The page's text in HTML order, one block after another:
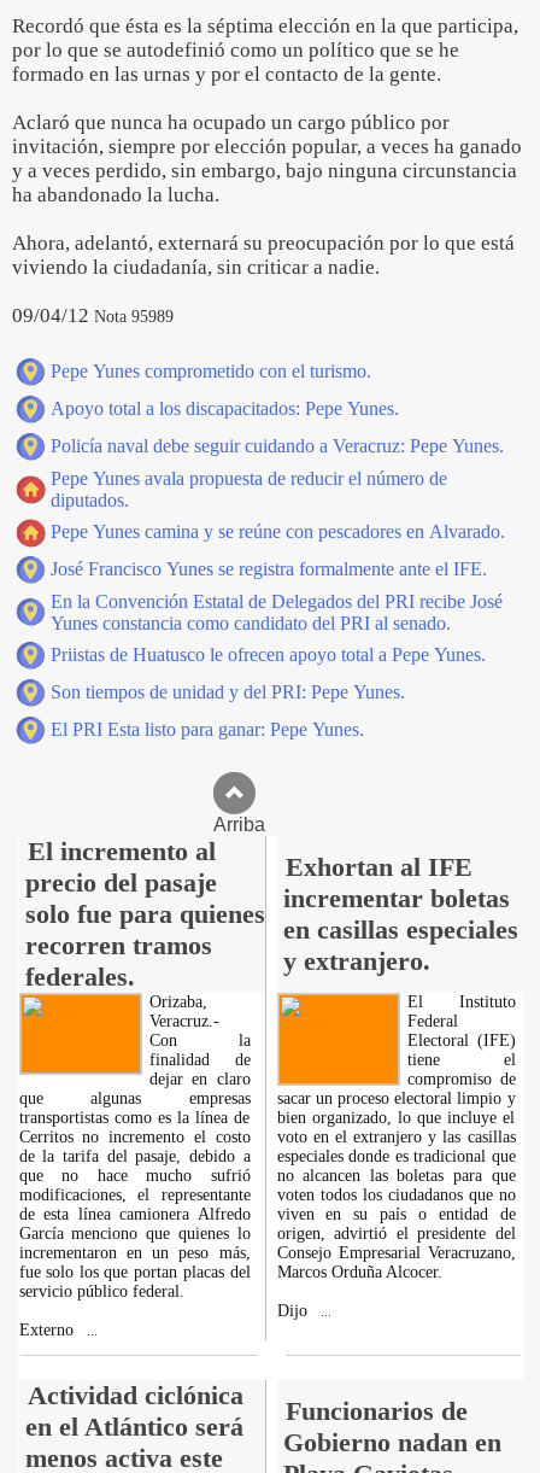
Recordó que ésta es la séptima elección en la que participa,
por lo que se autodefinió como un político que se he
formado en las urnas y por el contacto de la gente.
Aclaró que nunca ha ocupado un cargo público por
invitación, siempre por elección popular, a veces ha ganado
y a veces perdido, sin embargo, bajo ninguna circunstancia
ha abandonado la lucha.
Ahora, adelantó, externará su preocupación por lo que está
viviendo la ciudadanía, sin criticar a nadie.
09/04/12 Nota 95989
Pepe Yunes comprometido con el turismo.
Apoyo total a los discapacitados: Pepe Yunes.
Policía naval debe seguir cuidando a Veracruz: Pepe Yunes.
Pepe Yunes avala propuesta de reducir el número de
diputados.
Pepe Yunes camina y se reúne con pescadores en Alvarado.
José Francisco Yunes se registra formalmente ante el IFE.
En la Convención Estatal de Delegados del PRI recibe José
Yunes constancia como candidato del PRI al senado.
Priistas de Huatusco le ofrecen apoyo total a Pepe Yunes.
Son tiempos de unidad y del PRI: Pepe Yunes.
El PRI Esta listo para ganar: Pepe Yunes.
Arriba
El incremento al
precio del pasaje
solo fue para quienes
recorren tramos
federales.
Exhortan al IFE
incrementar boletas
en casillas especiales
y extranjero.
Orizaba,
Veracruz.-
Con la
finalidad de
dejar en claro
que algunas empresas
transportistas como es la línea de
Cerritos no incremento el costo
de la tarifa del pasaje, debido a
que no hace mucho sufrió
modificaciones, el representante
de esta línea camionera Alfredo
García menciono que quienes lo
incrementaron en un peso más,
fue solo los que portan placas del
servicio público federal.
Externo
El Instituto
Federal
Electoral (IFE)
tiene el
compromiso de
sacar un proceso electoral limpio y
bien organizado, lo que incluye el
voto en el extranjero y las casillas
especiales donde es tradicional que
no alcancen las boletas para que
voten todos los ciudadanos que no
viven en su país o entidad de
origen, advirtió el presidente del
Consejo Empresarial Veracruzano,
Marcos Orduña Alcocer.
Dijo
Actividad ciclónica
en el Atlántico será
menos activa este
Funcionarios de
Gobierno nadan en